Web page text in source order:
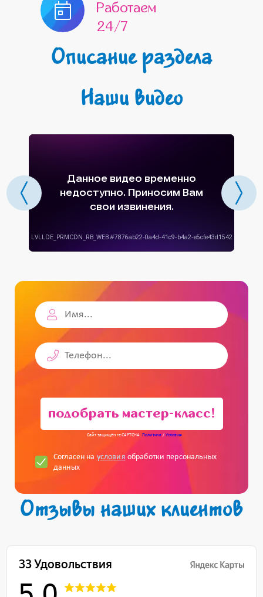
Работаем
24/7
Описание раздела
Наши видео
подобрать мастер-класс!
Сайт защищён reCAPTCHA. Политика/Условия
Согласен на условия обработки персональных
данных
Отзывы наших клиентов